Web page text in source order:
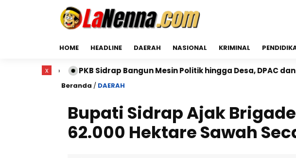
HOME HEADLINE DAERAH NASIONAL KRIMINAL
PKB Sidrap Bangun Mesin Politik hingga Desa, DPAC dan
Beranda / DAERAH
Bupati Sidrap Ajak
62.000 Hektare Sawah
x